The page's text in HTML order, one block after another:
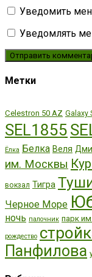
Уведомить
Уведомлять
Метки
Celestron 50 AZ Galaxy
SEL1855
Ёлка Белка Веля
им. Москвы
вокзал Тигра
Черное Море
ночь палочник парк
рождество
Панфилова